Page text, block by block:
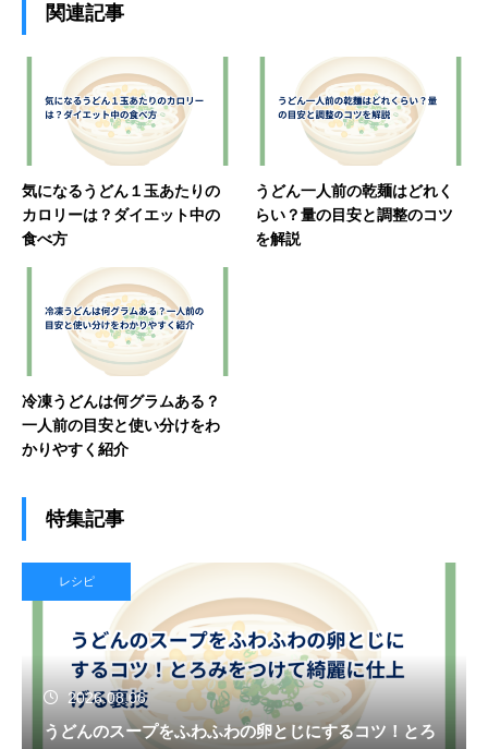
関連記事
気になるうどん１玉あたりの
カロリーは？ダイエット中の
食べ方
うどん一人前の乾麺はどれく
らい？量の目安と調整のコツ
を解説
冷凍うどんは何グラムある？
一人前の目安と使い分けをわ
かりやすく紹介
特集記事
レシピ
2026.08.06
うどんのスープをふわふわの卵とじにするコツ！とろ